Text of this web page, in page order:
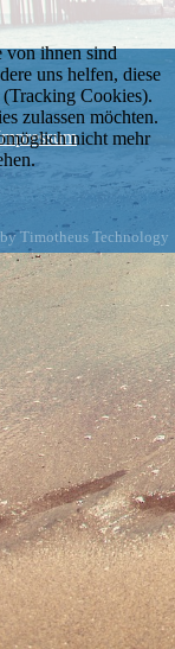
Timotheus Technology
von ihnen sind
uns helfen, diese
Cookies).
zulassen möchten.
nicht mehr